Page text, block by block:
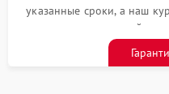
указанные сроки, а наш
гарантийным